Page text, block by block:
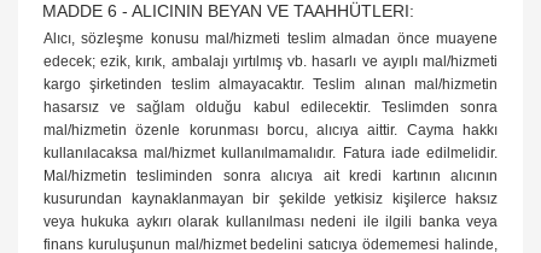
MADDE 6 - ALICININ BEYAN VE TAAHHÜTLERI:
Alıcı, sözleşme konusu mal/hizmeti teslim almadan önce muayene
edecek; ezik, kırık, ambalajı yırtılmış vb. hasarlı ve ayıplı mal/hizmeti
kargo şirketinden teslim almayacaktır. Teslim alınan mal/hizmetin
hasarsız ve sağlam olduğu kabul edilecektir. Teslimden sonra
mal/hizmetin özenle korunması borcu, alıcıya aittir. Cayma hakkı
kullanılacaksa mal/hizmet kullanılmamalıdır. Fatura iade edilmelidir.
Mal/hizmetin tesliminden sonra alıcıya ait kredi kartının alıcının
kusurundan kaynaklanmayan bir şekilde yetkisiz kişilerce haksız
veya hukuka aykırı olarak kullanılması nedeni ile ilgili banka veya
finans kuruluşunun mal/hizmet bedelini satıcıya ödememesi halinde,